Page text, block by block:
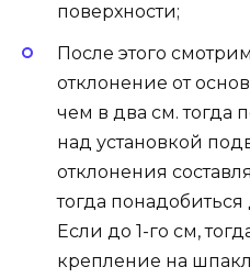
поверхности;
После этого
отклонение от
чем в два см. тогда
над установкой
отклонения
тогда понадобиться
Если до 1-го см,
крепление на